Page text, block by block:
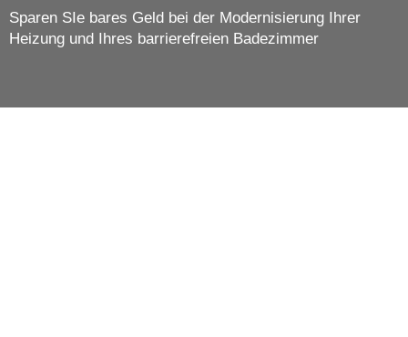
Sparen SIe bares Geld bei der Modernisierung Ihrer
Heizung und Ihres barrierefreien Badezimmer